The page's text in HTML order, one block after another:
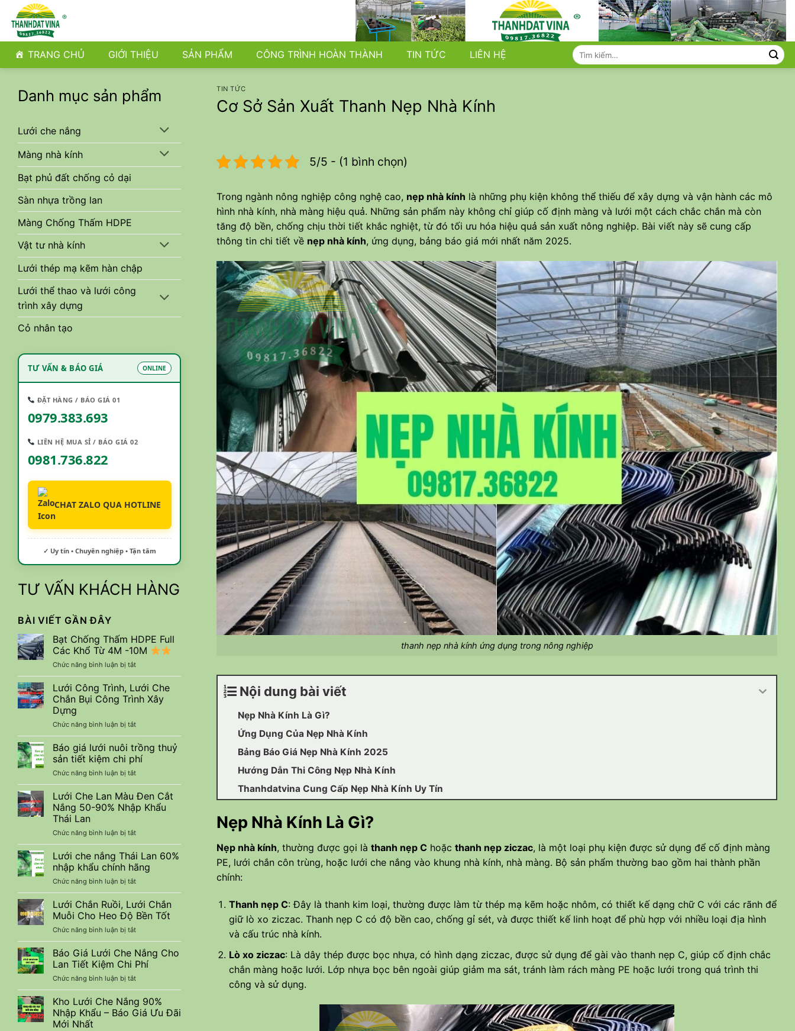
qua
dung TRANG CHỦ GIỚI THIỆU SẢN PHẨM CÔNG TRÌNH HOÀN THÀNH TIN TỨC LIÊN HỆ
Tìm
kiếm:
Danh mục sản phẩm
Lưới che nắng
Màng nhà kính
Bạt phủ đất chống cỏ dại
Sàn nhựa trồng lan
Màng Chống Thấm HDPE
Vật tư nhà kính
Lưới thép mạ kẽm hàn chập
Lưới thể thao và lưới công
trình xây dựng
Cỏ nhân tạo
TƯ VẤN & BÁO GIÁ ONLINE
ĐẶT HÀNG / BÁO GIÁ 01
0979.383.693
LIÊN HỆ MUA SỈ / BÁO GIÁ 02
0981.736.822
CHAT ZALO QUA HOTLINE
✓ Uy tín • Chuyên nghiệp • Tận tâm
TƯ VẤN KHÁCH HÀNG
BÀI VIẾT GẦN ĐÂY
Bạt Chống Thấm HDPE Full
Các Khổ Từ 4M -10M
Chức năng bình luận bị tắtở
Bạt
Chống
Thấm
HDPE
Các
Khổ
Từ
4M
-10M
Lưới Công Trình, Lưới Che
Chắn Bụi Công Trình Xây
Dựng
Chức năng bình luận bị tắtở
Lưới
Công
Trình,
Lưới
Che
Chắn
Bụi
Công
Trình
Dựng
Báo giá lưới nuôi trồng thuỷ
sản tiết kiệm chi phí
Chức năng bình luận bị tắtở
Báo
giá
lưới
nuôi
thuỷ
sản
tiết
kiệm
chi
phí
Lưới Che Lan Màu Đen Cắt
Nắng 50-90% Nhập Khẩu
Thái Lan
Chức năng bình luận bị tắtở
Lưới
Che
Lan
Màu
Đen
Cắt
Nắng
50-
Nhập
Khẩu
Thái
Lan
Lưới che nắng Thái Lan 60%
nhập khẩu chính hãng
Chức năng bình luận bị tắtở
Lưới
che
nắng
Thái
Lan
60%
nhập
khẩu
hãng
Lưới Chắn Ruồi, Lưới Chắn
Muỗi Cho Heo Độ Bền Tốt
Chức năng bình luận bị tắtở
Lưới
Chắn
Ruồi,
Lưới
Chắn
Muỗi
Cho
Heo
Báo Giá Lưới Che Nắng Cho
Lan Tiết Kiệm Chi Phí
Chức năng bình luận bị tắtở
Báo
Giá
Lưới
Che
Kho Lưới Che Nắng 90%
Nhập Khẩu – Báo Giá Ưu Đãi
Mới Nhất
TIN TỨC
Cơ Sở Sản Xuất Thanh Nẹp Nhà Kính
5/5 - (1 bình chọn)
Trong ngành nông nghiệp công nghệ cao, nẹp nhà kính là những phụ kiện không thể thiếu để xây dựng và vận hành các mô
hình nhà kính, nhà màng hiệu quả. Những sản phẩm này không chỉ giúp cố định màng và lưới một cách chắc chắn mà còn
tăng độ bền, chống chịu thời tiết khắc nghiệt, từ đó tối ưu hóa hiệu quả sản xuất nông nghiệp. Bài viết này sẽ cung cấp
thông tin chi tiết về nẹp nhà kính, ứng dụng, bảng báo giá mới nhất năm 2025.
thanh nẹp nhà kính ứng dụng trong nông nghiệp
Nội dung bài viết
Nẹp Nhà Kính Là Gì?
Ứng Dụng Của Nẹp Nhà Kính
Bảng Báo Giá Nẹp Nhà Kính 2025
Hướng Dẫn Thi Công Nẹp Nhà Kính
Thanhdatvina Cung Cấp Nẹp Nhà Kính Uy Tín
Nẹp Nhà Kính Là Gì?
Nẹp nhà kính, thường được gọi là thanh nẹp C hoặc thanh nẹp ziczac, là một loại phụ kiện được sử dụng để cố định màng
PE, lưới chắn côn trùng, hoặc lưới che nắng vào khung nhà kính, nhà màng. Bộ sản phẩm thường bao gồm hai thành phần
chính:
Thanh nẹp C: Đây là thanh kim loại, thường được làm từ thép mạ kẽm hoặc nhôm, có thiết kế dạng chữ C với các rãnh để
giữ lò xo ziczac. Thanh nẹp C có độ bền cao, chống gỉ sét, và được thiết kế linh hoạt để phù hợp với nhiều loại địa hình
và cấu trúc nhà kính.
Lò xo ziczac: Là dây thép được bọc nhựa, có hình dạng ziczac, được sử dụng để gài vào thanh nẹp C, giúp cố định chắc
chắn màng hoặc lưới. Lớp nhựa bọc bên ngoài giúp giảm ma sát, tránh làm rách màng PE hoặc lưới trong quá trình thi
công và sử dụng.